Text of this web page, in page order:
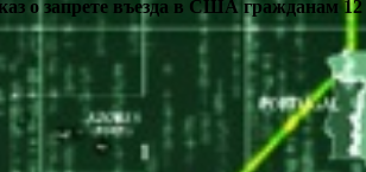
о запрете въезда в США гражданам 12